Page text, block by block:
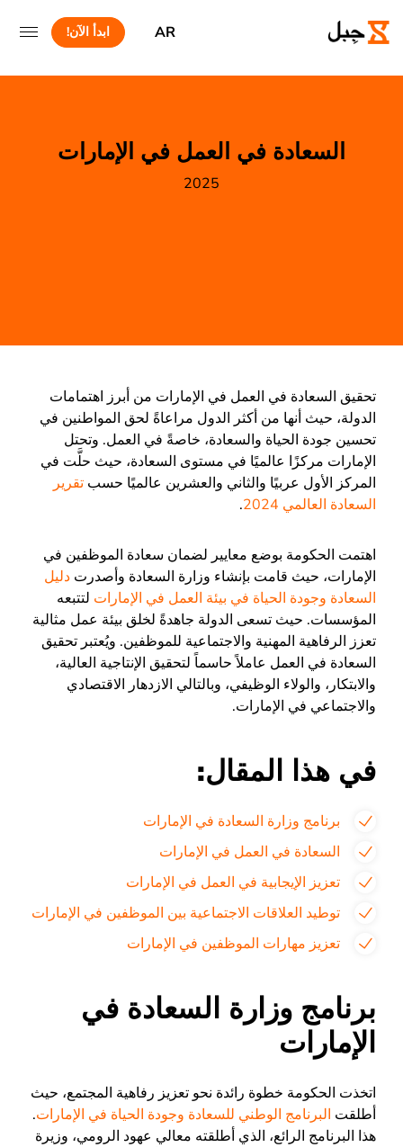
AR ابدأ الآن!
السعادة في العمل في الإمارات
2025
تحقيق السعادة في العمل في الإمارات من أبرز اهتمامات
الدولة، حيث أنها من أكثر الدول مراعاةً لحق المواطنين في
تحسين جودة الحياة والسعادة، خاصةً في العمل. وتحتل
الإمارات مركزًا عالميًا في مستوى السعادة، حيث حلَّت في
المركز الأول عربيًا والثاني والعشرين عالميًا حسب تقرير
السعادة العالمي 2024
.
اهتمت الحكومة بوضع معايير لضمان سعادة الموظفين في
الإمارات، حيث قامت بإنشاء وزارة السعادة وأصدرت دليل
السعادة وجودة الحياة في بيئة العمل في الإمارات لتتبعه
المؤسسات. حيث تسعى الدولة جاهدةً لخلق بيئة عمل مثالية
تعزز الرفاهية المهنية والاجتماعية للموظفين. ويُعتبر تحقيق
السعادة في العمل عاملاً حاسماً لتحقيق الإنتاجية العالية،
والابتكار، والولاء الوظيفي، وبالتالي الازدهار الاقتصادي
والاجتماعي في الإمارات.
في هذا المقال:
برنامج وزارة السعادة في الإمارات
السعادة في العمل في الإمارات
تعزيز الإيجابية في العمل في الإمارات
توطيد العلاقات الاجتماعية بين الموظفين في الإمارات
تعزيز مهارات الموظفين في الإمارات
برنامج وزارة السعادة في
الإمارات
اتخذت الحكومة خطوة رائدة نحو تعزيز رفاهية المجتمع، حيث
أطلقت البرنامج الوطني للسعادة وجودة الحياة في الإمارات.
هذا البرنامج الرائع، الذي أطلقته معالي عهود الرومي، وزيرة